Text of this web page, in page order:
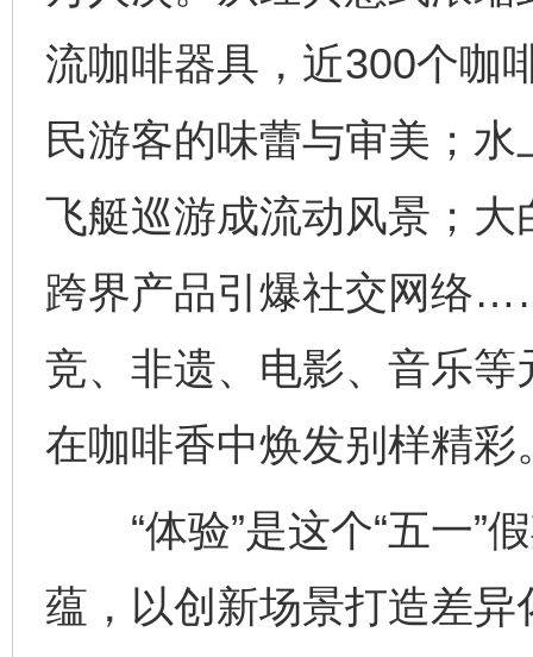
流咖啡器具，近300个咖
民游客的味蕾与审美；
飞艇巡游成流动风景；
跨界产品引爆社交网络
竞、非遗、电影、音乐
在咖啡香中焕发别样精彩
“体验”是这个“五一”
蕴，以创新场景打造差